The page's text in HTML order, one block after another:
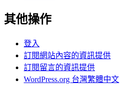
其他操作
登入
訂閱網站內容的資訊提供
訂閱留言的資訊提供
WordPress.org 台灣繁體中文